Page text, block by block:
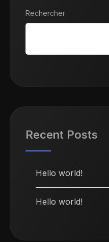
Rechercher
Recent Posts
Hello world!
Hello world!